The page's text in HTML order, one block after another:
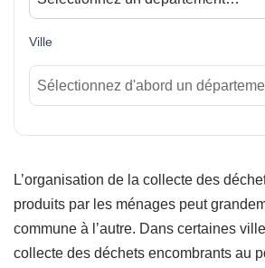
Ville
L’organisation de la collecte des
produits par les ménages peut
commune à l’autre. Dans certaines
collecte des déchets encombrants au